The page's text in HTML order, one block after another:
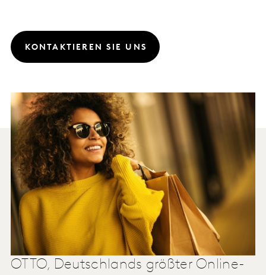
KONTAKTIEREN SIE UNS
OTTO, Deutschlands größter Online-